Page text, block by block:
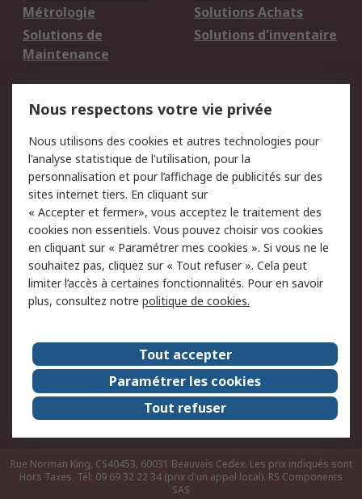
Métrologie
Solutions Achats
Solutions de
Maintenance
Solutions d'inventaire
du site
Politique de protection
des données - Mise à
jour
Sécurité des E-mails
Conditions générales
de vente
Politique anti-
corruption
Campagnes marketing
A propos de RS
A propos de RS France
Evénements
Le groupe RS Group Plc
Presse
RS dans le monde
Démarche RSE
Nous rejoindre
RS Particuliers
Rue Norman King, CS40453, 60031 Beauvais Cedex. Les prix indiqués sont
Hors Taxes. Tél: 09 69 32 22 34 (prix d'un appel local). RS Components
SAS
Nous respectons votre vie privée
Nous utilisons des cookies et autres technologies pour
l'analyse statistique de l'utilisation, pour la
personnalisation et pour l’affichage de publicités sur des
sites internet tiers. En cliquant sur
« Accepter et fermer», vous acceptez le traitement des
cookies non essentiels. Vous pouvez choisir vos cookies
en cliquant sur « Paramétrer mes cookies ». Si vous ne le
souhaitez pas, cliquez sur « Tout refuser ». Cela peut
limiter l’accès à certaines fonctionnalités. Pour en savoir
plus, consultez notre politique de cookies.
Tout accepter
Paramétrer les cookies
Tout refuser